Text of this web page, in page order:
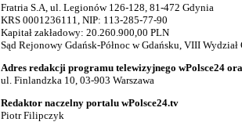
Fratria S.A, ul. Legionów 126-128, 81-472 Gdynia
KRS 0001236111, NIP: 113-285-77-90
Kapitał zakładowy: 20.260.900,00 PLN
Sąd Rejonowy Gdańsk-Północ w Gdańsku, VIII Wydział
Adres redakcji programu telewizyjnego wPolsce24
ul. Finlandzka 10, 03-903 Warszawa
Redaktor naczelny portalu wPolsce24.tv
Piotr Filipczyk